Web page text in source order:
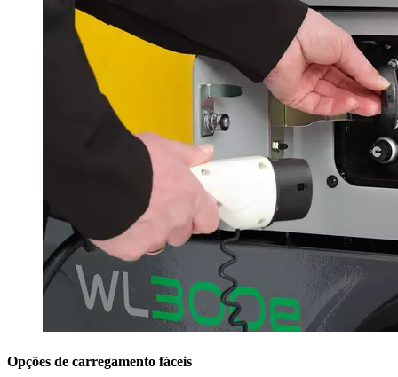
Opções de carregamento fáceis